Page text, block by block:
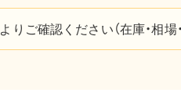
よりご確認ください（在庫・相場